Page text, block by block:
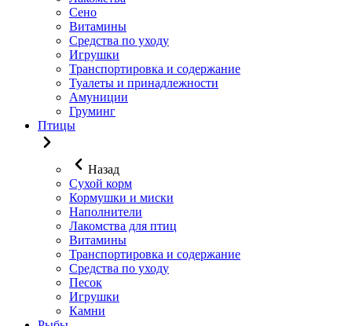
Сено
Витамины
Средства по уходу
Игрушки
Транспортировка и содержание
Туалеты и принадлежности
Амуниции
Груминг
Птицы
Назад
Сухой корм
Кормушки и миски
Наполнители
Лакомства для птиц
Витамины
Транспортировка и содержание
Средства по уходу
Песок
Игрушки
Камни